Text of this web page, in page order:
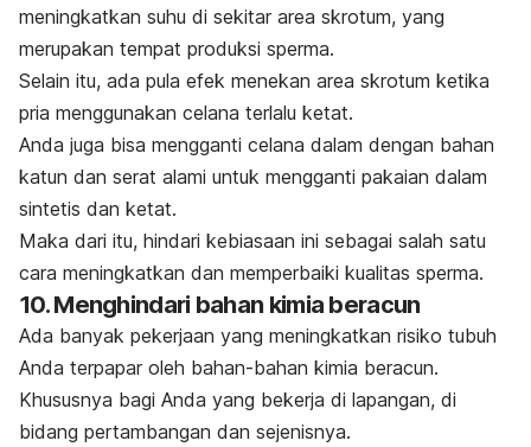
meningkatkan suhu di sekitar area skrotum, yang
merupakan tempat produksi sperma.
Selain itu, ada pula efek menekan area skrotum ketika
pria menggunakan celana terlalu ketat.
Anda juga bisa mengganti celana dalam dengan bahan
katun dan serat alami untuk mengganti pakaian dalam
sintetis dan ketat.
Maka dari itu, hindari kebiasaan ini sebagai salah satu
cara meningkatkan dan memperbaiki kualitas sperma.
10. Menghindari bahan kimia beracun
Ada banyak pekerjaan yang meningkatkan risiko tubuh
Anda terpapar oleh bahan-bahan kimia beracun.
Khususnya bagi Anda yang bekerja di lapangan, di
bidang pertambangan dan sejenisnya.